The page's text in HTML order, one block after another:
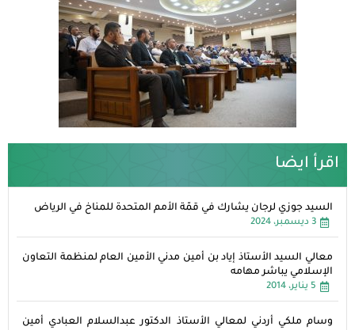
اقرأ ايضا
السيد جوزي لرجان يشارك في قمّة الأمم المتحدة للمناخ في الرياض
3 ديسمبر، 2024
معالي السيد الأستاذ إياد بن أمين مدني الأمين العام لمنظمة التعاون
الإسلامي يباشر مهامه
5 يناير، 2014
وسام ملكي أردني لمعالي الأستاذ الدكتور عبدالسلام العبادي أمين